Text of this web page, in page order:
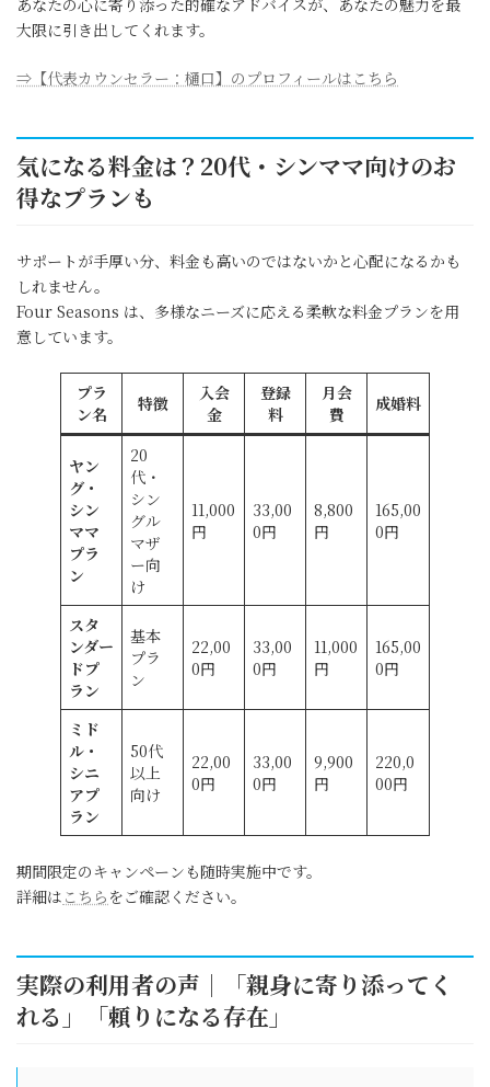
大限に引き出してくれます。
⇒【代表カウンセラー：樋口】のプロフィールはこちら
気になる料金は？20代・シンママ向けのお
得なプランも
サポートが手厚い分、料金も高いのではないかと心配になるかも
しれません。
Four Seasons は、多様なニーズに応える柔軟な料金プランを用
意しています。
プラ
ン名
特徴
入会
金
登録
料
月会
費
成婚料
ヤン
グ・
シン
ママ
プラ
ン
20
代・
シン
グル
マザ
ー向
け
11,000
円
33,00
0円
8,800
円
165,00
0円
スタ
ンダー
ドプ
ラン
基本
プラ
ン
22,00
0円
33,00
0円
11,000
円
165,00
0円
ミド
ル・
シニ
アプ
ラン
50代
以上
向け
22,00
0円
33,00
0円
9,900
円
220,0
00円
期間限定のキャンペーンも随時実施中です。
詳細は こちら をご確認ください。
実際の利用者の声｜「親身に寄り添ってく
れる」「頼りになる存在」